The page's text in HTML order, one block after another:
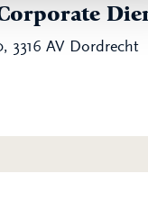
3316 AV Dordrecht